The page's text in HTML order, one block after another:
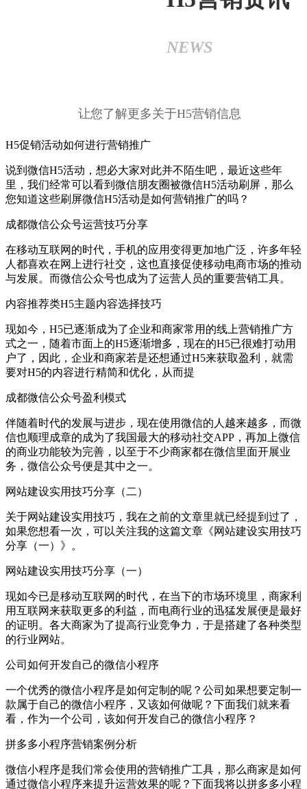
NEWS
让您了解更多关于H5营销信息
H5促销活动如何进行营销推广
说到微信H5活动，想必大家对此并不陌生吧，最近这些年
里，我们经常可以看到微信朋友圈被微信H5活动刷屏，那么
您知道这些刷屏微信H5活动是如何营销推广的吗？
成都微信公众号运营技巧分享
在移动互联网的时代，手机的应用变得更加地广泛，许多年轻
人都喜欢在网上进行社交，这也直接促使移动电商市场的推动
与发展。而微信公众号也成为了运营人员的重要营销工具。
内容推荐类H5主题内容选择技巧
现如今，H5已逐渐成为了企业和商家常用的线上营销推广方
式之一，随着市面上的H5逐渐增多，现在的H5已很难打动用
户了，因此，企业和商家若是还想通过H5来获取盈利，就需
要对H5的内容进行精简和优化，从而提
成都微信公众号盈利模式
伴随着时代的发展与进步，现在使用微信的人越来越多，而微
信也顺理成章的成为了我国最大的移动社交APP，再加上微信
的商业功能较为完善，以至于不少商家都在微信里面开展业
务，微信公众号便是其中之一。
网站建设实用技巧分享（二）
关于网站建设实用技巧，我在之前的文章里就已经提到过了，
如果您想看一次，可以关注我的这篇文章《网站建设实用技巧
分享（一）》。
网站建设实用技巧分享（一）
现如今已是移动互联网的时代，在当下的市场环境里，商家利
用互联网来获取更多的利益，而电商行业的迅猛发展便是最好
的证明。各大商家为了提高行业竞争力，于是搭建了各种类型
的行业网站。
公司如何开发自己的微信小程序
一个优秀的微信小程序是如何定制的呢？公司如果想要定制一
款属于自己的微信小程序，又该如何做呢？下面我们就来看
看，作为一个公司，该如何开发自己的微信小程序？
拼多多小程序营销案例分析
微信小程序是我们常会使用的营销推广工具，那么商家是如何
通过微信小程序来提升运营效果的呢？下面我将以拼多多小程